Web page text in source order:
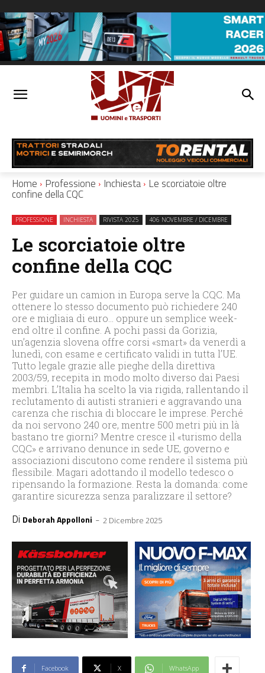
Home Professione Inchiesta Le scorciatoie oltre
confine della CQC
PROFESSIONE INCHIESTA RIVISTA 2025 406 NOVEMBRE / DICEMBRE
Le scorciatoie oltre
confine della CQC
Per guidare un camion in Europa serve la CQC. Ma
ottenere lo stesso documento può richiedere 240
ore e migliaia di euro… oppure un semplice week-
end oltre il confine. A pochi passi da Gorizia,
un’agenzia slovena offre corsi «smart» da venerdì a
lunedì, con esame e certificato validi in tutta l’UE.
Tutto legale grazie alle pieghe della direttiva
2003/59, recepita in modo molto diverso dai Paesi
membri. L’Italia ha scelto la via rigida, rallentando il
reclutamento di autisti stranieri e aggravando una
carenza che rischia di bloccare le imprese. Perché
da noi servono 240 ore, mentre 500 metri più in là
bastano tre giorni? Mentre cresce il «turismo della
CQC» e arrivano denunce in sede UE, governo e
associazioni discutono come rendere il sistema più
flessibile. Magari adottando il modello tedesco o
ripensando la formazione. Resta la domanda: come
garantire sicurezza senza paralizzare il settore?
Di Deborah Appolloni - 2 Dicembre 2025
Facebook X WhatsApp